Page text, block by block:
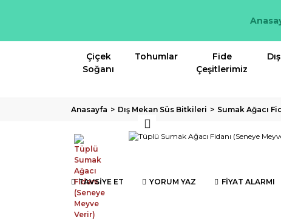
Çiçek
Soğanı
Tohumlar
Fide
Çeşitlerimiz
Anasayfa Dış Mekan Süs Bitkileri Sumak Ağacı
TAVSİYE ET YORUM YAZ FİYAT ALARMI